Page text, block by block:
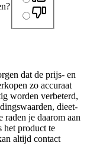
dat de prijs- en
zo accuraat
worden verbeterd,
dieet-
je daarom aan
het product te
altijd contact